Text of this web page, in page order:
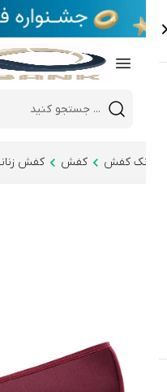
Mobile header search
کفش کفش کفش زنانه